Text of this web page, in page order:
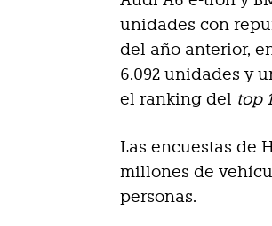
unidades con
del año anterior,
6.092 unidades y
el ranking del top
Las encuestas de
millones de
personas.